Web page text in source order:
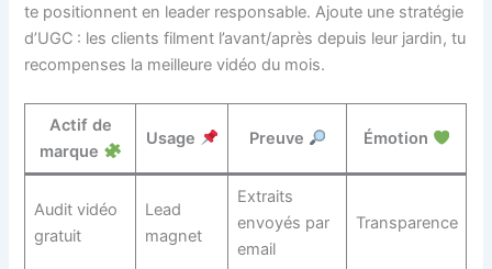
te positionnent en leader responsable. Ajoute une stratégie
d’UGC : les clients filment l’avant/après depuis leur jardin, tu
recompenses la meilleure vidéo du mois.
Actif de
marque
Usage Preuve Émotion
Audit vidéo
gratuit
Lead
magnet
Extraits
envoyés par
email
Transparence